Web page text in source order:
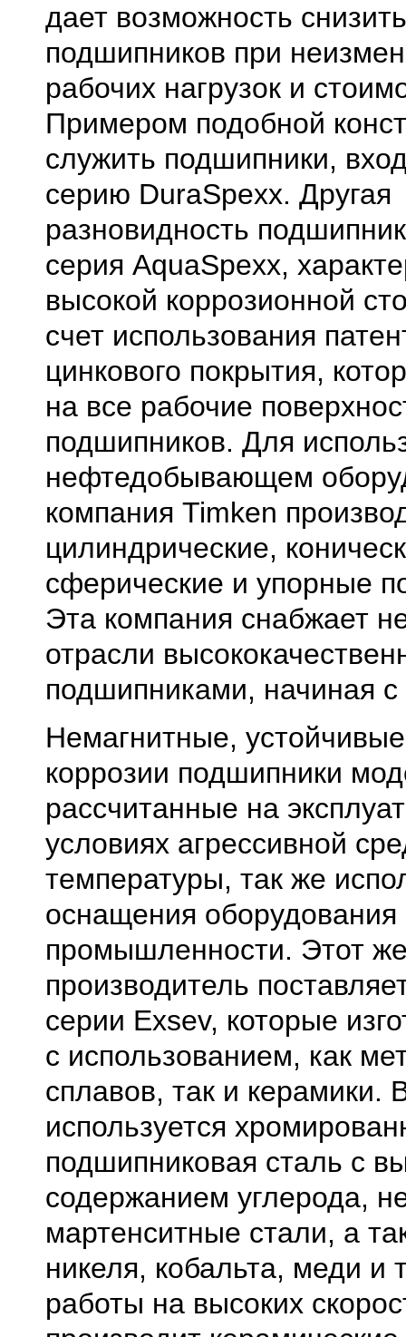
дает возможность
подшипников при
рабочих нагрузок и
Примером подобной
служить подшипники,
серию DuraSpexx. Другая
разновидность
серия AquaSpexx,
высокой коррозионной
счет использования
цинкового покрытия,
на все рабочие
подшипников. Для
нефтедобывающем
компания Timken
цилиндрические,
сферические и упорные
Эта компания снабжает
отрасли
подшипниками, начиная с
Немагнитные,
коррозии подшипники
рассчитанные на
условиях агрессивной
температуры, так же
оснащения оборудования
промышленности. Этот
производитель
серии Exsev, которые
с использованием, как
сплавов, так и керамики.
используется
подшипниковая сталь с
содержанием углерода,
мартенситные стали, а
никеля, кобальта, меди и
работы на высоких